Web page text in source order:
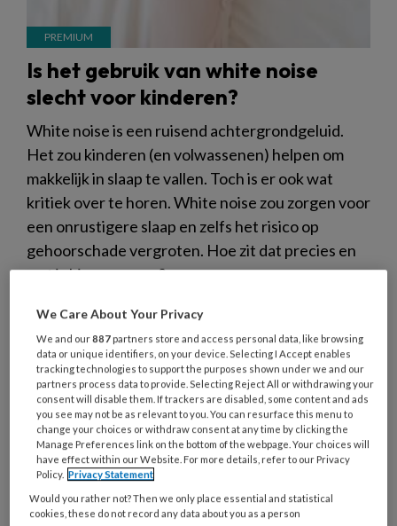
Is het gebruik van white noise
slecht voor kinderen?
White noise is een ruisend achtergrondgeluid.
Het zou kinderen (en volwassenen) helpen om
makkelijk in slaap te vallen. Toch is er ook wat
kritiek over te horen. White noise zou zorgen voor
een onrustigere slaap en zelfs het risico op
gehoorschade vergroten. Hoe zit dat precies en
wat is hiervan waar?
20 MAART 2026 NIEUWS
PEDAGOGISCH
PROFESSIONAL
We Care About Your Privacy
We and our887 partners store and access personal data, like browsing
data or unique identifiers, on your device. Selecting I Accept enables
tracking technologies to support the purposes shown under we and our
partners process data to provide. Selecting Reject All or withdrawing your
consent will disable them. If trackers are disabled, some content and ads
you see may not be as relevant to you. You can resurface this menu to
change your choices or withdraw consent at any time by clicking the
Manage Preferences link on the bottom of the webpage. Your choices will
have effect within our Website. For more details, refer to our Privacy
Policy. Privacy Statement
Would you rather not? Then we only place essential and statistical
cookies, these do not record any data about you as a person